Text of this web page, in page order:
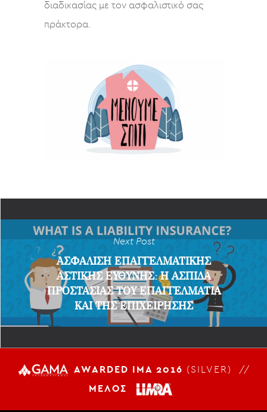
διαδικασίας με τον ασφαλιστικό σας
πράκτορα.
Next Post
ΑΣΦΑΛΙΣΗ ΕΠΑΓΓΕΛΜΑΤΙΚΗΣ
ΑΣΤΙΚΗΣ ΕΥΘΥΝΗΣ: Η ΑΣΠΙΔΑ
ΠΡΟΣΤΑΣΙΑΣ ΤΟΥ ΕΠΑΓΓΕΛΜΑΤΙΑ
ΚΑΙ ΤΗΣ ΕΠΙΧΕΙΡΗΣΗΣ
AWARDED IMA 2016 (SILVER) //
ΜΕΛΟΣ